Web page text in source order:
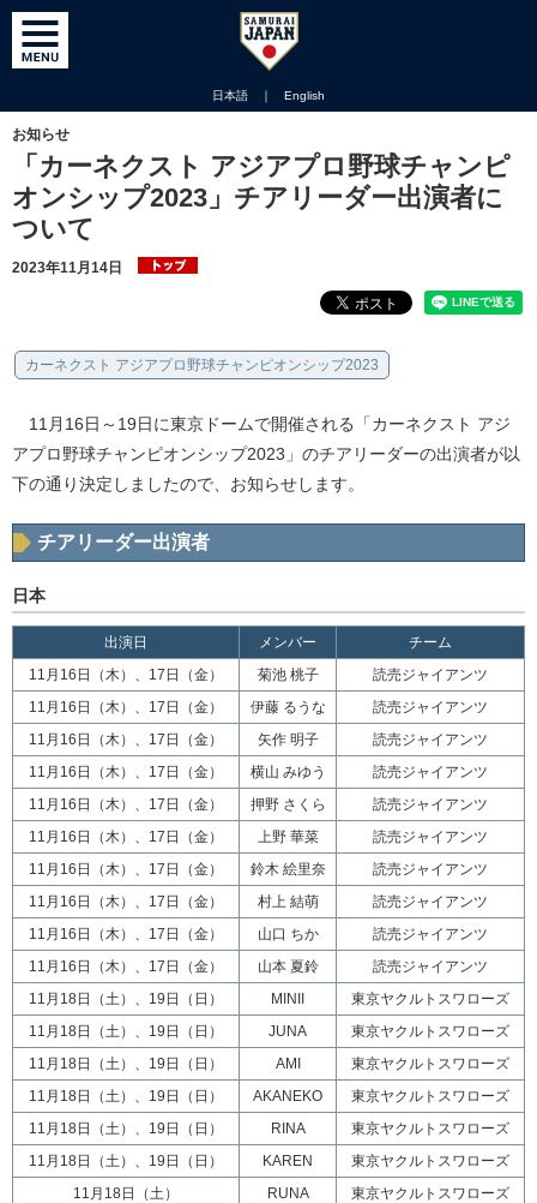
日本語 ｜ English
お知らせ
「カーネクスト アジアプロ野球チャンピ
オンシップ2023」チアリーダー出演者に
ついて
2023年11月14日
カーネクスト アジアプロ野球チャンピオンシップ2023
11月16日～19日に東京ドームで開催される「カーネクスト アジ
アプロ野球チャンピオンシップ2023」のチアリーダーの出演者が以
下の通り決定しましたので、お知らせします。
チアリーダー出演者
日本
出演日 メンバー
チーム
11月16日（木）、17日（金）
菊池 桃子
読売ジャイアンツ
11月16日（木）、17日（金）
伊藤 るうな
読売ジャイアンツ
11月16日（木）、17日（金）
矢作 明子
読売ジャイアンツ
11月16日（木）、17日（金）
横山 みゆう
読売ジャイアンツ
11月16日（木）、17日（金）
押野 さくら
読売ジャイアンツ
11月16日（木）、17日（金）
上野 華菜
読売ジャイアンツ
11月16日（木）、17日（金）
鈴木 絵里奈
読売ジャイアンツ
11月16日（木）、17日（金）
村上 結萌
読売ジャイアンツ
11月16日（木）、17日（金）
山口 ちか
読売ジャイアンツ
11月16日（木）、17日（金）
山本 夏鈴
読売ジャイアンツ
11月18日（土）、19日（日）
MINII
東京ヤクルトスワローズ
11月18日（土）、19日（日）
JUNA
東京ヤクルトスワローズ
11月18日（土）、19日（日）
AMI
東京ヤクルトスワローズ
11月18日（土）、19日（日）
AKANEKO
東京ヤクルトスワローズ
11月18日（土）、19日（日）
RINA
東京ヤクルトスワローズ
11月18日（土）、19日（日）
KAREN
東京ヤクルトスワローズ
11月18日（土）
RUNA
東京ヤクルトスワローズ